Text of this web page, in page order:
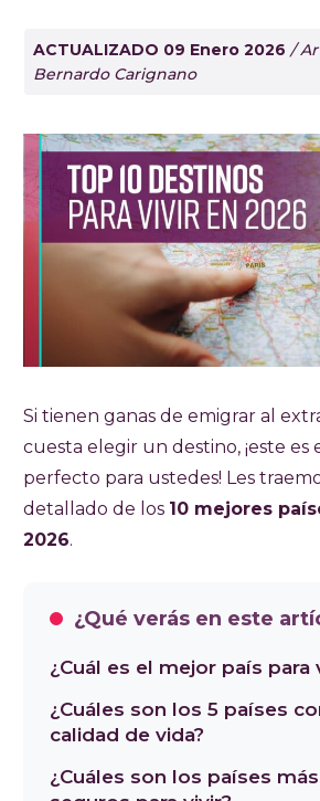
ACTUALIZADO 09 Enero 2026 /
Bernardo Carignano
Si tienen ganas de emigrar al
cuesta elegir un destino, ¡este
perfecto para ustedes! Les
detallado de los 10 mejores
2026.
¿Qué verás en este
¿Cuál es el mejor país para
¿Cuáles son los 5 países
calidad de vida?
¿Cuáles son los países